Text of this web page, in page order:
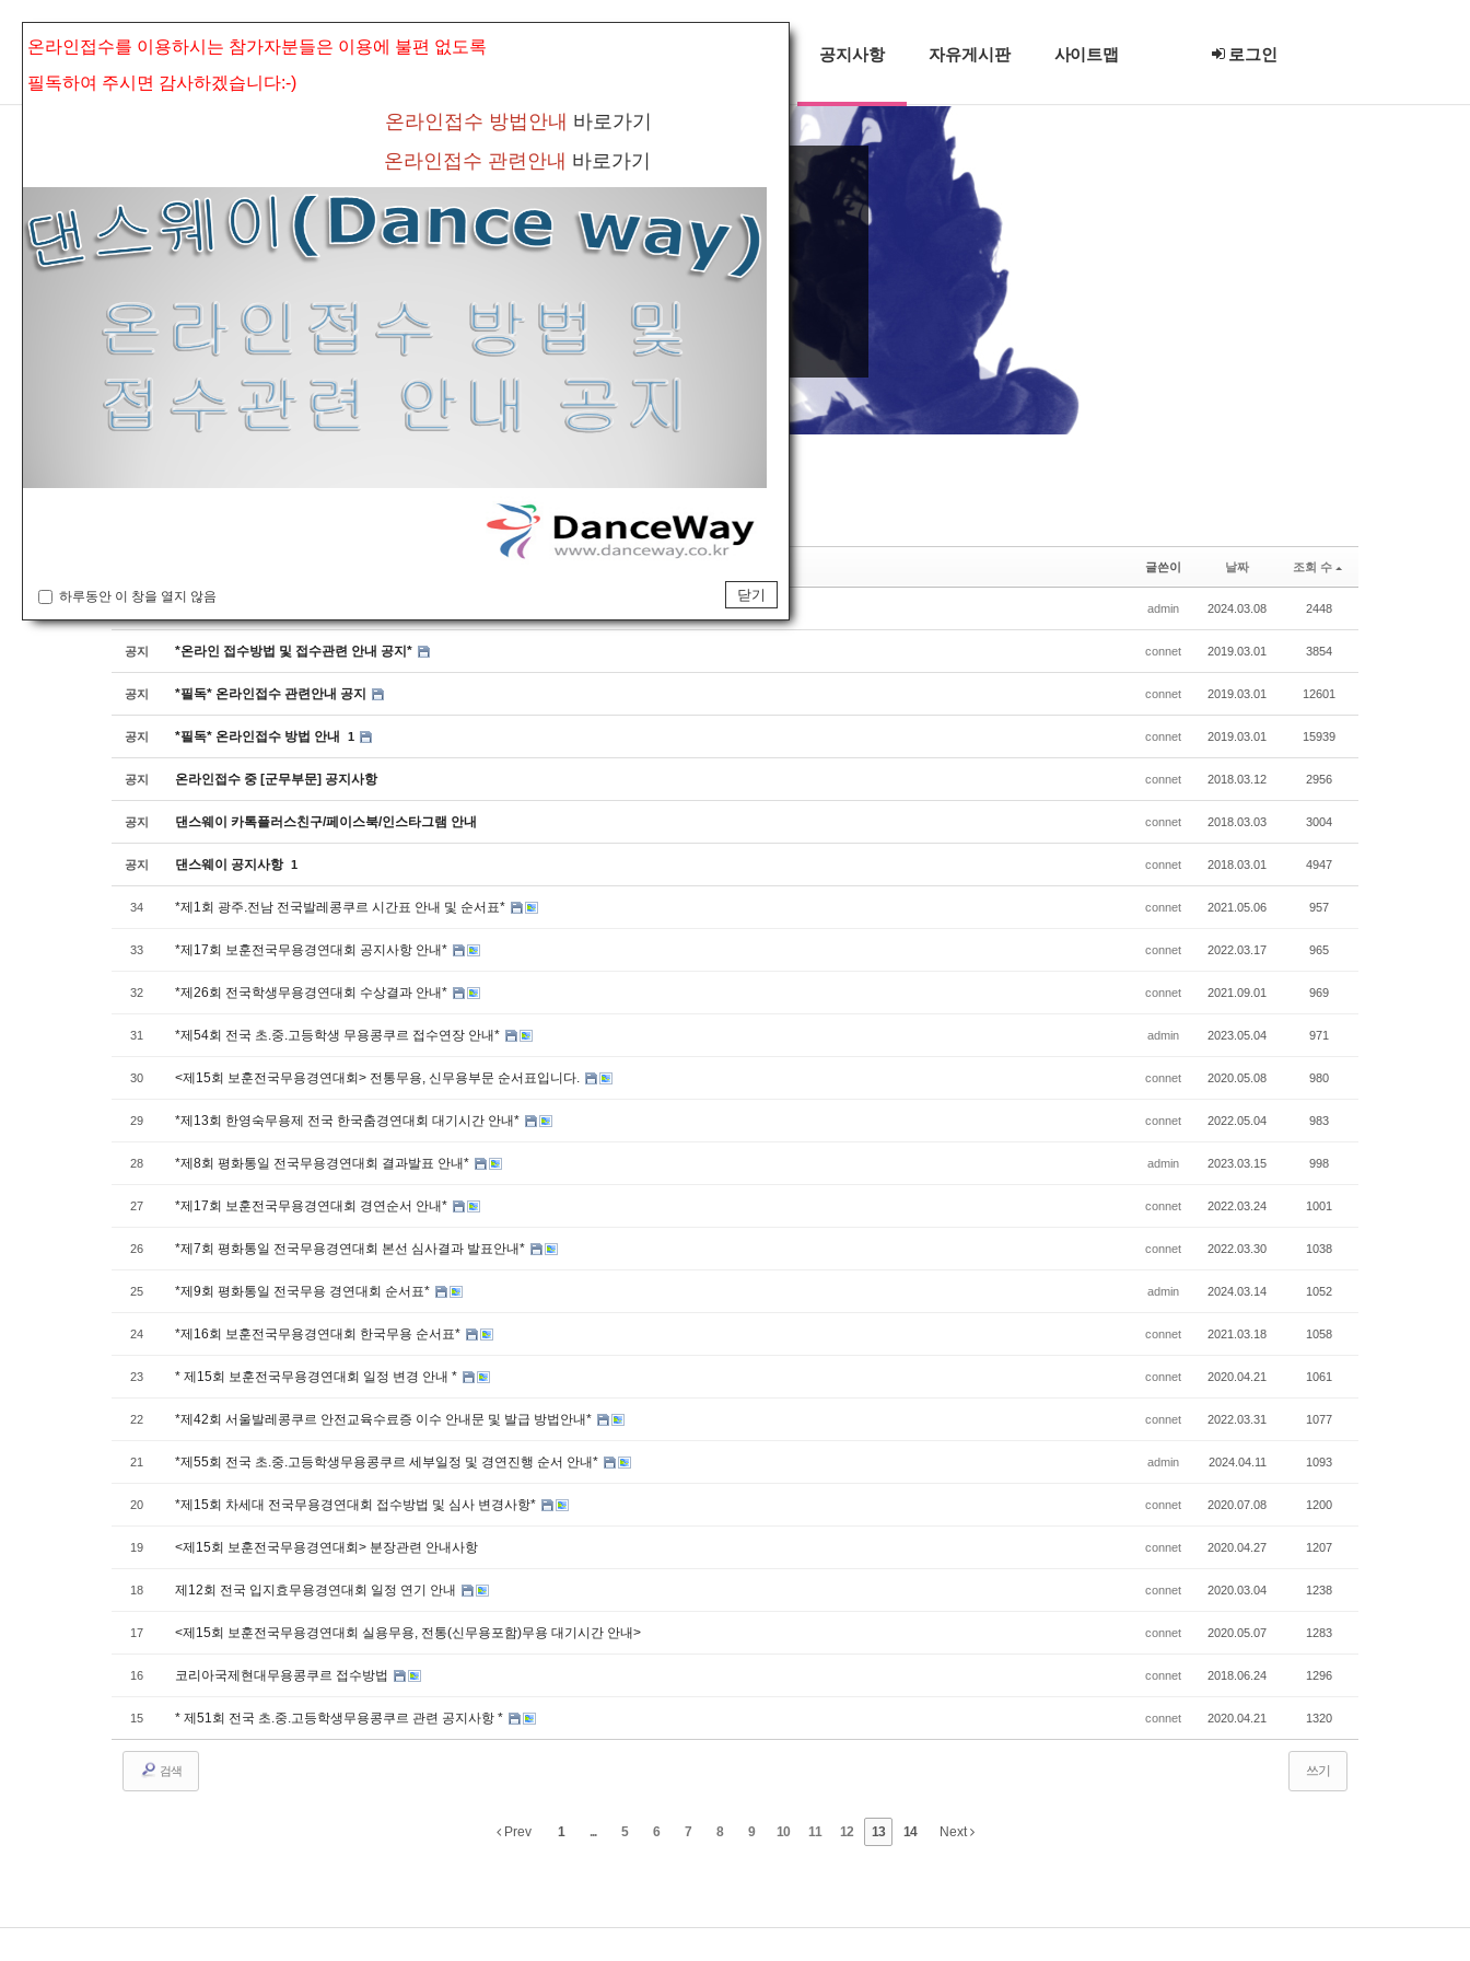
공지사항 자유게시판 사이트맵 로그인
글쓴이 날짜 조회 수
admin 2024.03.08 2448
공지 *온라인 접수방법 및 접수관련 안내 공지* connet 2019.03.01 3854
공지 *필독* 온라인접수 관련안내 공지 connet 2019.03.01 12601
공지 *필독* 온라인접수 방법 안내 1 connet 2019.03.01 15939
공지 온라인접수 중 [군무부문] 공지사항 connet 2018.03.12 2956
공지 댄스웨이 카톡플러스친구/페이스북/인스타그램 안내 connet 2018.03.03 3004
공지 댄스웨이 공지사항 1 connet 2018.03.01 4947
34 *제1회 광주.전남 전국발레콩쿠르 시간표 안내 및 순서표* connet 2021.05.06 957
33 *제17회 보훈전국무용경연대회 공지사항 안내* connet 2022.03.17 965
32 *제26회 전국학생무용경연대회 수상결과 안내* connet 2021.09.01 969
31 *제54회 전국 초.중.고등학생 무용콩쿠르 접수연장 안내* admin 2023.05.04 971
30 <제15회 보훈전국무용경연대회> 전통무용, 신무용부문 순서표입니다. connet 2020.05.08 980
29 *제13회 한영숙무용제 전국 한국춤경연대회 대기시간 안내* connet 2022.05.04 983
28 *제8회 평화통일 전국무용경연대회 결과발표 안내* admin 2023.03.15 998
27 *제17회 보훈전국무용경연대회 경연순서 안내* connet 2022.03.24 1001
26 *제7회 평화통일 전국무용경연대회 본선 심사결과 발표안내* connet 2022.03.30 1038
25 *제9회 평화통일 전국무용 경연대회 순서표* admin 2024.03.14 1052
24 *제16회 보훈전국무용경연대회 한국무용 순서표* connet 2021.03.18 1058
23 * 제15회 보훈전국무용경연대회 일정 변경 안내 * connet 2020.04.21 1061
22 *제42회 서울발레콩쿠르 안전교육수료증 이수 안내문 및 발급 방법안내* connet 2022.03.31 1077
21 *제55회 전국 초.중.고등학생무용콩쿠르 세부일정 및 경연진행 순서 안내* admin 2024.04.11 1093
20 *제15회 차세대 전국무용경연대회 접수방법 및 심사 변경사항* connet 2020.07.08 1200
19 <제15회 보훈전국무용경연대회> 분장관련 안내사항 connet 2020.04.27 1207
18 제12회 전국 입지효무용경연대회 일정 연기 안내 connet 2020.03.04 1238
17 <제15회 보훈전국무용경연대회 실용무용, 전통(신무용포함)무용 대기시간 안내> connet 2020.05.07 1283
16 코리아국제현대무용콩쿠르 접수방법 connet 2018.06.24 1296
15 * 제51회 전국 초.중.고등학생무용콩쿠르 관련 공지사항 * connet 2020.04.21 1320
검색 쓰기
Prev 1 ... 5 6 7 8 9 10 11 12 13 14 Next
온라인접수를 이용하시는 참가자분들은 이용에 불편 없도록
필독하여 주시면 감사하겠습니다:-)
온라인접수 방법안내 바로가기
온라인접수 관련안내 바로가기
하루동안 이 창을 열지 않음 닫기
Sketchbook5, 스케치북5
Sketchbook5, 스케치북5